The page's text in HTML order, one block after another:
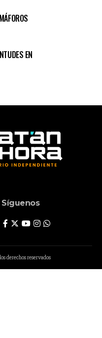
EN
Síguenos
derechos reservados